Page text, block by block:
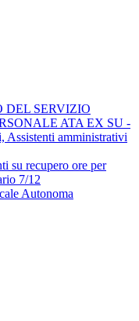
DEL SERVIZIO
ATA EX SU -
Assistenti amministrativi
su recupero ore per
7/12
Autonoma